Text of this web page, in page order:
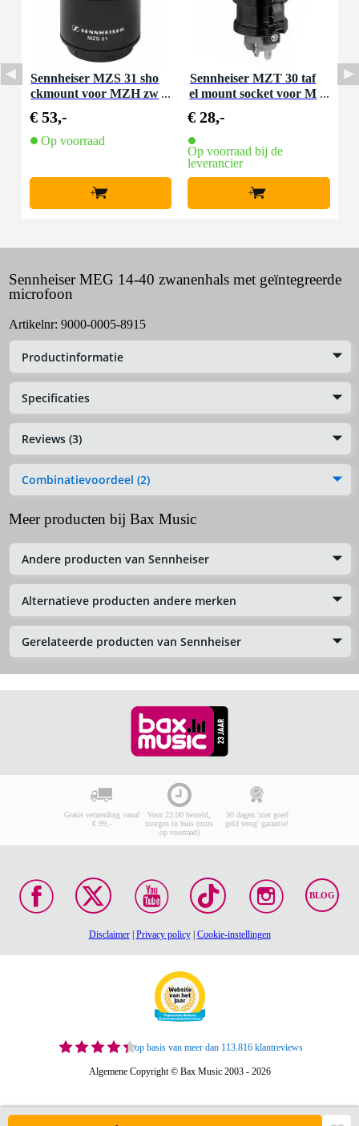
Sennheiser MZS 31 sho
ckmount voor MZH zw
€ 53,-
Op voorraad
+
Sennheiser MZT 30 taf
el mount socket voor M
€ 28,-
Op voorraad bij de
leverancier
+
Sennheiser MEG 14-40 zwanenhals met geïntegreerde
microfoon
Artikelnr: 9000-0005-8915
Productinformatie
Specificaties
Reviews (3)
Combinatievoordeel (2)
Meer producten bij Bax Music
Andere producten van Sennheiser
Alternatieve producten andere merken
Gerelateerde producten van Sennheiser
Gratis verzending vanaf
€ 99,-
Voor 23:00 besteld,
morgen in huis (mits
op voorraad)
30 dagen 'niet goed
geld terug' garantie!
BLOG
Disclaimer| Privacy policy| Cookie-instellingen
op basis van meer dan 113.816 klantreviews
Algemene Copyright © Bax Music 2003 - 2026